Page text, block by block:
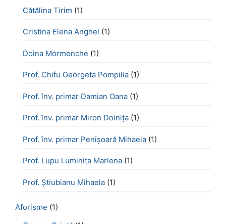
Cătălina Tirim (1)
Cristina Elena Anghel (1)
Doina Mormenche (1)
Prof. Chifu Georgeta Pompilia (1)
Prof. înv. primar Damian Oana (1)
Prof. înv. primar Miron Doinița (1)
Prof. înv. primar Penișoară Mihaela (1)
Prof. Lupu Luminița Marlena (1)
Prof. Știubianu Mihaela (1)
Aforisme (1)